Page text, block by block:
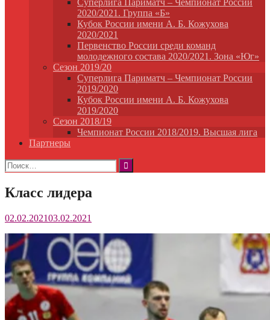
2020/2021. Группа «Б»
Кубок России имени А. Б. Кожухова
2020/2021
Первенство России среди команд
молодежного состава 2020/2021. Зона «Юг»
Сезон 2019/20
Суперлига Париматч – Чемпионат России
2019/2020
Кубок России имени А. Б. Кожухова
2019/2020
Сезон 2018/19
Чемпионат России 2018/2019. Высшая лига
Партнеры
Найти:
Класс лидера
02.02.202103.02.2021